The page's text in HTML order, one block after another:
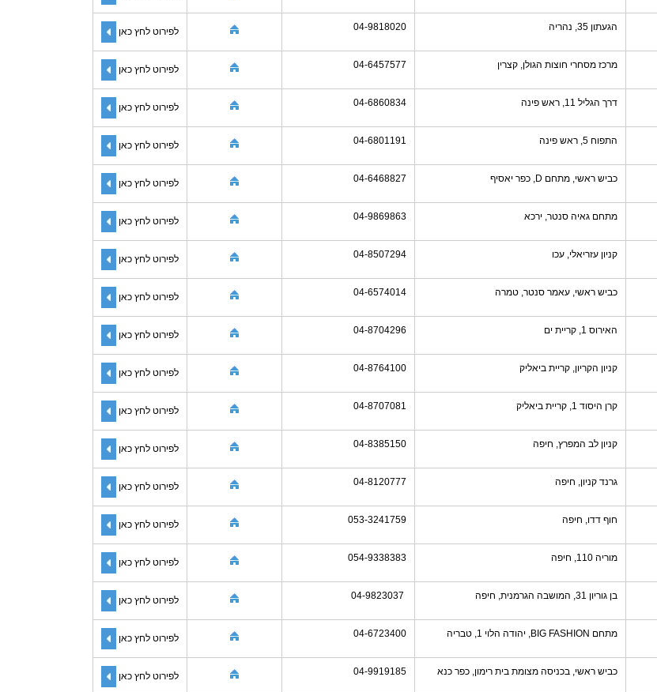
הגעתון 35, נהריה 04-9818020 לפירוט לחץ כאן
מרכז מסחרי חוצות הגולן, קצרין 04-6457577 לפירוט לחץ כאן
דרך הגליל 11, ראש פינה 04-6860834 לפירוט לחץ כאן
התפוח 5, ראש פינה 04-6801191 לפירוט לחץ כאן
כביש ראשי, מתחם D, כפר יאסיף 04-6468827 לפירוט לחץ כאן
מתחם גאיה סנטר, ירכא 04-9869863 לפירוט לחץ כאן
קניון עזריאלי, עכו 04-8507294 לפירוט לחץ כאן
כביש ראשי, עאמר סנטר, טמרה 04-6574014 לפירוט לחץ כאן
האירוס 1, קריית ים 04-8704296 לפירוט לחץ כאן
קניון הקריון, קריית ביאליק 04-8764100 לפירוט לחץ כאן
קרן היסוד 1, קריית ביאליק 04-8707081 לפירוט לחץ כאן
קניון לב המפרץ, חיפה 04-8385150 לפירוט לחץ כאן
גרנד קניון, חיפה 04-8120777 לפירוט לחץ כאן
חוף דדו, חיפה 053-3241759 לפירוט לחץ כאן
מוריה 110, חיפה 054-9338383 לפירוט לחץ כאן
בן גוריון 31, המושבה הגרמנית, חיפה לפירוט לחץ כאן
מתחם BIG FASHION, יהודה הלוי 1, טבריה 04-6723400 לפירוט לחץ כאן
כביש ראשי, בכניסה מצומת בית רימון, כפר כנא 04-9919185 לפירוט לחץ כאן